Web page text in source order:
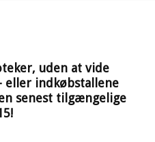
uden at vide
eller indkøbstallene
senest tilgængelige